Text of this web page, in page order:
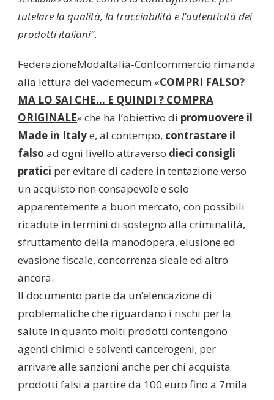
tutelare la qualità, la tracciabilità e l’autenticità dei
prodotti italiani”.
FederazioneModaItalia-Confcommercio rimanda
alla lettura del vademecum «COMPRI FALSO?
MA LO SAI CHE… E QUINDI ? COMPRA
ORIGINALE» che ha l’obiettivo di promuovere il
Made in Italye, al contempo, contrastare il
falso ad ogni livello attraverso dieci consigli
pratici per evitare di cadere in tentazione verso
un acquisto non consapevole e solo
apparentemente a buon mercato, con possibili
ricadute in termini di sostegno alla criminalità,
sfruttamento della manodopera, elusione ed
evasione fiscale, concorrenza sleale ed altro
ancora.
Il documento parte da un’elencazione di
problematiche che riguardano i rischi per la
salute in quanto molti prodotti contengono
agenti chimici e solventi cancerogeni; per
arrivare alle sanzioni anche per chi acquista
prodotti falsi a partire da 100 euro fino a 7mila